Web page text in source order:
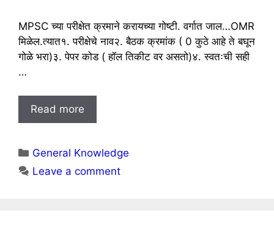
MPSC च्या परीक्षेत क्रमाने करायच्या गोष्टी. वर्गात जाल…OMR
मिळेल.त्यात१. परीक्षेचे नाव२. बैठक क्रमांक ( 0 कुठे आहे ते बघून
गोळे भरा)३. पेपर कोड ( हॉल तिकीट वर असतो)४. स्वतःची सही
…
Read more
Categories
General Knowledge
Leave a comment